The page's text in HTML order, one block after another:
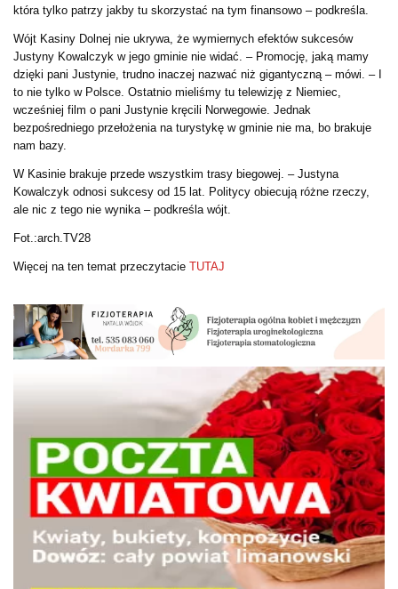
która tylko patrzy jakby tu skorzystać na tym finansowo – podkreśla.
Wójt Kasiny Dolnej nie ukrywa, że wymiernych efektów sukcesów
Justyny Kowalczyk w jego gminie nie widać. – Promocję, jaką mamy
dzięki pani Justynie, trudno inaczej nazwać niż gigantyczną – mówi. – I
to nie tylko w Polsce. Ostatnio mieliśmy tu telewizję z Niemiec,
wcześniej film o pani Justynie kręcili Norwegowie. Jednak
bezpośredniego przełożenia na turystykę w gminie nie ma, bo brakuje
nam bazy.
W Kasinie brakuje przede wszystkim trasy biegowej. – Justyna
Kowalczyk odnosi sukcesy od 15 lat. Politycy obiecują różne rzeczy,
ale nic z tego nie wynika – podkreśla wójt.
Fot.:arch.TV28
Więcej na ten temat przeczytacie TUTAJ